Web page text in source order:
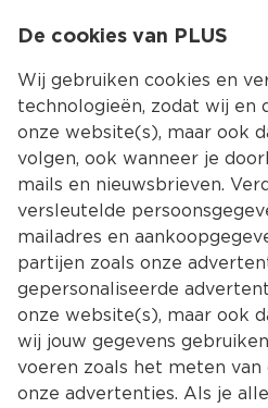
Terug
De cookies van PLUS
Wij gebruiken cookies en
technologieën, zodat wij en
onze website(s), maar ook
volgen, ook wanneer je
mails en nieuwsbrieven.
versleutelde
mailadres en
partijen zoals onze
gepersonaliseerde
onze website(s), maar ook
wij jouw gegevens
voeren zoals het meten
onze advertenties. Als je